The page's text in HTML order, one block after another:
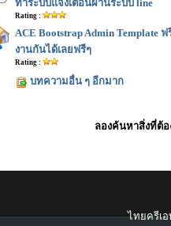
ทำระบบแจ้งเตือนผ่านระบบ line
Rating :
ACE Bootstrap Admin Template ฟ
งานกันได้เลยฟรีๆ
Rating :
บทความอื่น ๆ อีกมาก
ลองค้นหาสิ่งที่ต้อ
ไทยครีเอ